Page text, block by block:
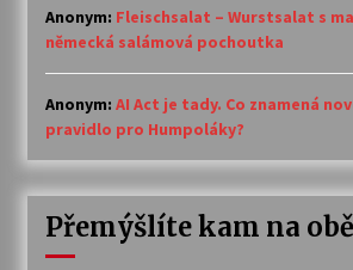
Anonym: Fleischsalat – Wurstsalat s
německá salámová pochoutka
Anonym: AI Act je tady. Co znamená
pravidlo pro Humpoláky?
Přemýšlíte kam na